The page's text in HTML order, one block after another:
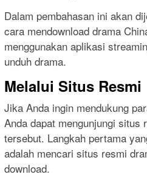
Dalam pembahasan ini akan
cara mendownload drama
menggunakan aplikasi
unduh drama.
Melalui Situs Resmi
Jika Anda ingin mendukung
Anda dapat mengunjungi situs
tersebut. Langkah pertama
adalah mencari situs resmi
download.